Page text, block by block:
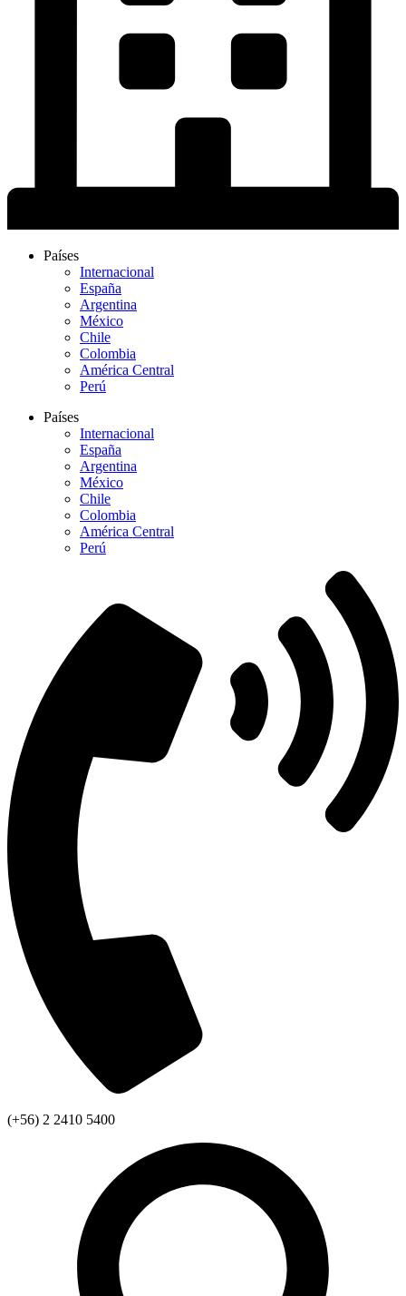
Países
Internacional
España
Argentina
México
Chile
Colombia
América Central
Perú
Países
Internacional
España
Argentina
México
Chile
Colombia
América Central
Perú
(+56) 2 2410 5400